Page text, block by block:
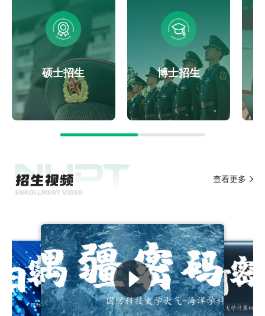
硕士招生 博士招生
查看更多